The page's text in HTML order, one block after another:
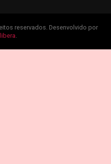
reservados. Desenvolvido por
.